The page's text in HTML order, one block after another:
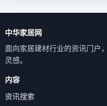
中华家居网
面向家居建材行业的资讯门户
灵感。
内容
资讯搜索